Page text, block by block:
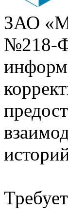
ЗАО
№218-